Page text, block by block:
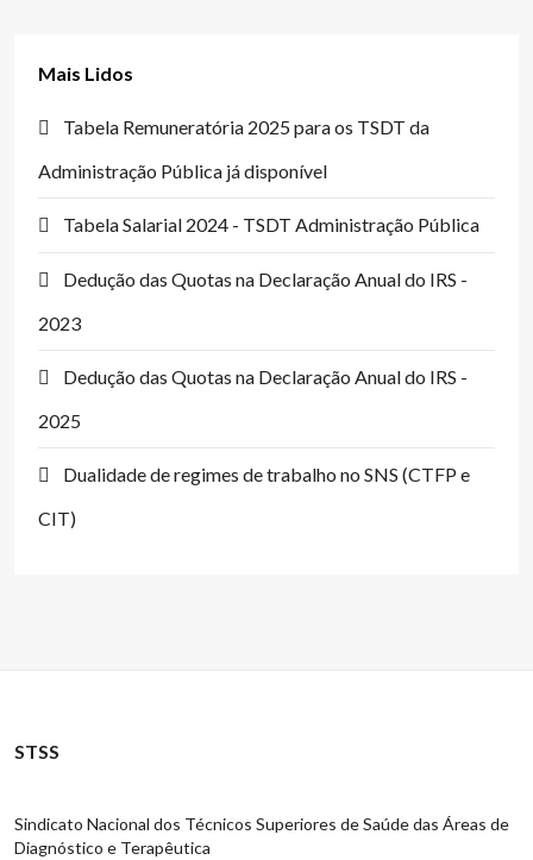
Mais Lidos
Tabela Remuneratória 2025 para os TSDT da
Administração Pública já disponível
Tabela Salarial 2024 - TSDT Administração Pública
Dedução das Quotas na Declaração Anual do IRS -
2023
Dedução das Quotas na Declaração Anual do IRS -
2025
Dualidade de regimes de trabalho no SNS (CTFP e
CIT)
STSS
Sindicato Nacional dos Técnicos Superiores de Saúde das Áreas de
Diagnóstico e Terapêutica